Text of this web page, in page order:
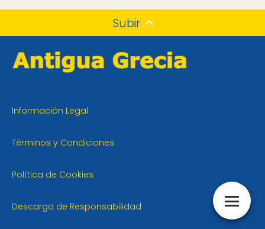
Subir
Información Legal
Términos y Condiciones
Política de Cookies
Descargo de Responsabilidad